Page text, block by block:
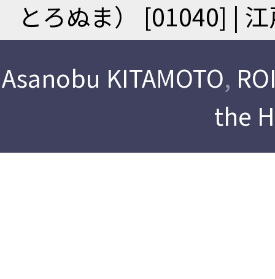
とろぬま） [01040] |
Asanobu KITAMOTO,
the